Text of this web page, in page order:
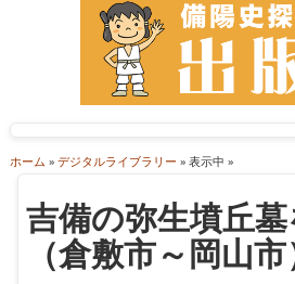
ホーム » デジタルライブラリー » 表示中 »
吉備の弥生墳丘
（倉敷市～岡山市